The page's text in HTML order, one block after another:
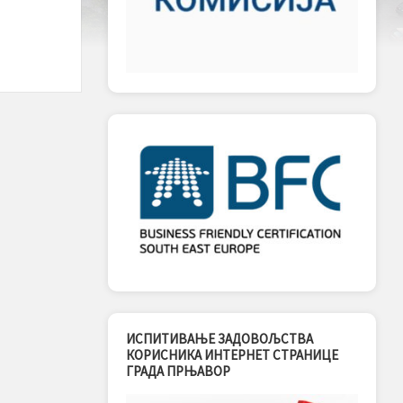
ИСПИТИВАЊЕ ЗАДОВОЉСТВА
КОРИСНИКА ИНТЕРНЕТ СТРАНИЦЕ
ГРАДА ПРЊАВОР